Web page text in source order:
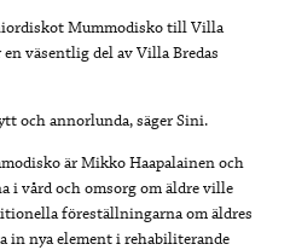
Mummodisko till Villa
väsentlig del av Villa Bredas
och annorlunda, säger Sini.
är Mikko Haapalainen och
i vård och omsorg om äldre ville
föreställningarna om äldres
in nya element i rehabiliterande